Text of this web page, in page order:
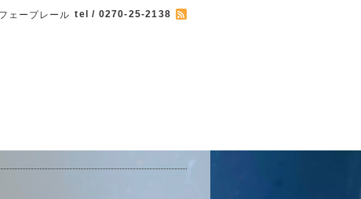
ェープレール tel / 0270-25-2138